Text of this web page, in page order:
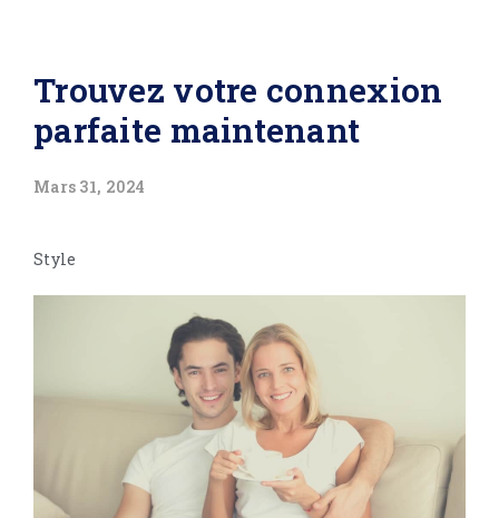
Trouvez votre connexion
parfaite maintenant
Mars 31, 2024
Style